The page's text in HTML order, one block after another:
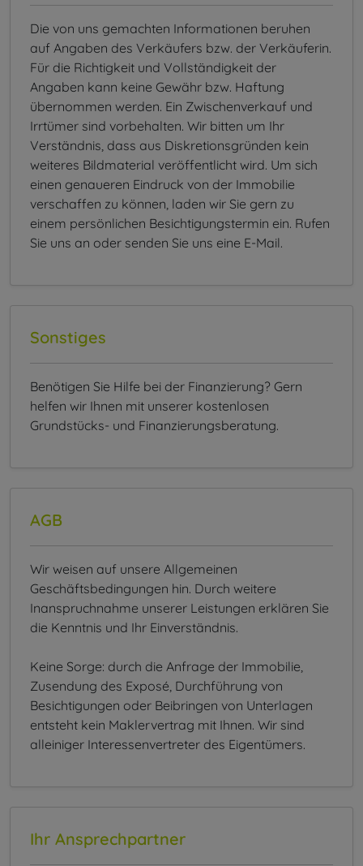
Die von uns gemachten Informationen beruhen
auf Angaben des Verkäufers bzw. der Verkäuferin.
Für die Richtigkeit und Vollständigkeit der
Angaben kann keine Gewähr bzw. Haftung
übernommen werden. Ein Zwischenverkauf und
Irrtümer sind vorbehalten. Wir bitten um Ihr
Verständnis, dass aus Diskretionsgründen kein
weiteres Bildmaterial veröffentlicht wird. Um sich
einen genaueren Eindruck von der Immobilie
verschaffen zu können, laden wir Sie gern zu
einem persönlichen Besichtigungstermin ein. Rufen
Sie uns an oder senden Sie uns eine E-Mail.
Sonstiges
Benötigen Sie Hilfe bei der Finanzierung? Gern
helfen wir Ihnen mit unserer kostenlosen
Grundstücks- und Finanzierungsberatung.
AGB
Wir weisen auf unsere Allgemeinen
Geschäftsbedingungen hin. Durch weitere
Inanspruchnahme unserer Leistungen erklären Sie
die Kenntnis und Ihr Einverständnis.
Keine Sorge: durch die Anfrage der Immobilie,
Zusendung des Exposé, Durchführung von
Besichtigungen oder Beibringen von Unterlagen
entsteht kein Maklervertrag mit Ihnen. Wir sind
alleiniger Interessenvertreter des Eigentümers.
Ihr Ansprechpartner